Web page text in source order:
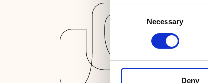
Necessary
Deny